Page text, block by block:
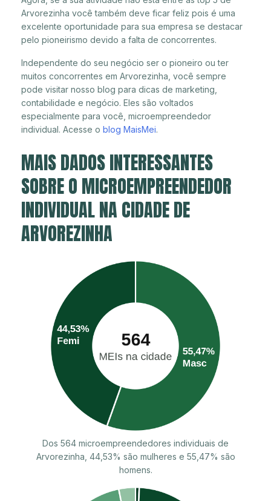
Arvorezinha você também deve ficar feliz pois é uma
excelente oportunidade para sua empresa se destacar
pelo pioneirismo devido a falta de concorrentes.
Independente do seu negócio ser o pioneiro ou ter
muitos concorrentes em Arvorezinha, você sempre
pode visitar nosso blog para dicas de marketing,
contabilidade e negócio. Eles são voltados
especialmente para você, microempreendedor
individual. Acesse o blog MaisMei.
MAIS DADOS INTERESSANTES
SOBRE O MICROEMPREENDEDOR
INDIVIDUAL NA CIDADE DE
ARVOREZINHA
Dos 564 microempreendedores individuais de
Arvorezinha, 44,53% são mulheres e 55,47% são
homens.